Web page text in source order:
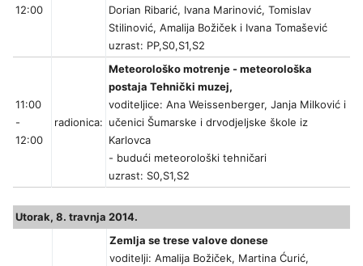
12:00
Dorian Ribarić, Ivana Marinović, Tomislav
Stilinović, Amalija Božiček i Ivana Tomašević
uzrast: PP,S0,S1,S2
11:00
-
12:00
radionica:
Meteorološko motrenje - meteorološka
postaja Tehnički muzej,
voditeljice: Ana Weissenberger, Janja Milković i
učenici Šumarske i drvodjeljske škole iz
Karlovca
- budući meteorološki tehničari
uzrast: S0,S1,S2
Utorak, 8. travnja 2014.
Zemlja se trese valove donese
voditelji: Amalija Božiček, Martina Ćurić,